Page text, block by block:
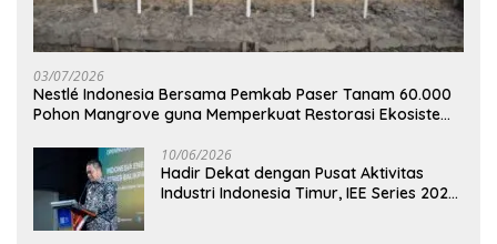
03/07/2026
Nestlé Indonesia Bersama Pemkab Paser Tanam 60.000
Pohon Mangrove guna Memperkuat Restorasi Ekosistem
10/06/2026
Hadir Dekat dengan Pusat Aktivitas
Industri Indonesia Timur, IEE Series 2026